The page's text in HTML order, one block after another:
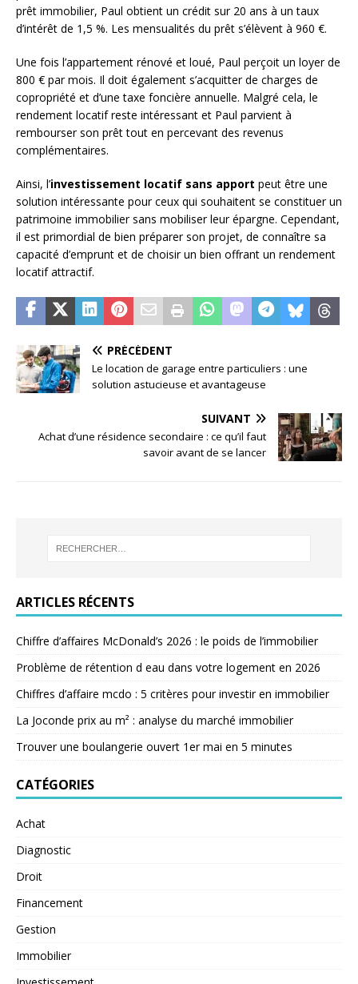
prêt immobilier, Paul obtient un crédit sur 20 ans à un taux
d’intérêt de 1,5 %. Les mensualités du prêt s’élèvent à 960 €.
Une fois l’appartement rénové et loué, Paul perçoit un loyer de
800 € par mois. Il doit également s’acquitter de charges de
copropriété et d’une taxe foncière annuelle. Malgré cela, le
rendement locatif reste intéressant et Paul parvient à
rembourser son prêt tout en percevant des revenus
complémentaires.
Ainsi, l’investissement locatif sans apport peut être une
solution intéressante pour ceux qui souhaitent se constituer un
patrimoine immobilier sans mobiliser leur épargne. Cependant,
il est primordial de bien préparer son projet, de connaître sa
capacité d’emprunt et de choisir un bien offrant un rendement
locatif attractif.
PRÉCÉDENT
Le location de garage entre particuliers : une
solution astucieuse et avantageuse
SUIVANT
Achat d’une résidence secondaire : ce qu’il faut
savoir avant de se lancer
ARTICLES RÉCENTS
Chiffre d’affaires McDonald’s 2026 : le poids de l’immobilier
Problème de rétention d eau dans votre logement en 2026
Chiffres d’affaire mcdo : 5 critères pour investir en immobilier
La Joconde prix au m² : analyse du marché immobilier
Trouver une boulangerie ouvert 1er mai en 5 minutes
CATÉGORIES
Achat
Diagnostic
Droit
Financement
Gestion
Immobilier